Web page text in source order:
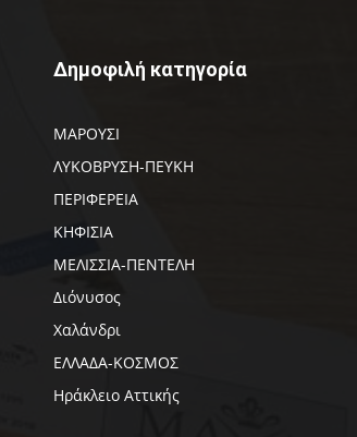
Δημοφιλή κατηγορία
ΜΑΡΟΥΣΙ
ΛΥΚΟΒΡΥΣΗ-ΠΕΥΚΗ
ΠΕΡΙΦΕΡΕΙΑ
ΚΗΦΙΣΙΑ
ΜΕΛΙΣΣΙΑ-ΠΕΝΤΕΛΗ
Διόνυσος
Χαλάνδρι
ΕΛΛΑΔΑ-ΚΟΣΜΟΣ
Ηράκλειο Αττικής